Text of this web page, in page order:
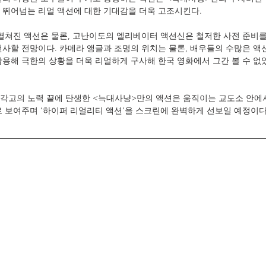
어넘는 리얼 액션에 대한 기대감을 더욱 고조시킨다.
쳐진 액션은 물론, 고난이도의 엘리베이터 액션신은 철저한 사전 준비
할 전망이다. 카메라 앵글과 조명의 위치는 물론, 배우들의 수많은
해 극한의 상황을 더욱 리얼하게 구사해 한국 영화에서 그간 볼 수 없
고의 노력 끝에 탄생한 <늑대사냥>만의 액션은 움직이는 교도소 안에
여주며 ‘하이퍼 리얼리티 액션’을 스크린에 완벽하게 선보일 예정이